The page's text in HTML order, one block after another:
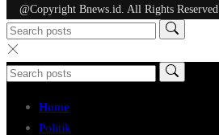
@Copyright Bnews.id. All Rights Reserved
Home
Politik